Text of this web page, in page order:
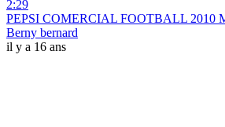
2:29
PEPSI COMERCIAL FOOTBALL 2010
Berny bernard
il y a 16 ans